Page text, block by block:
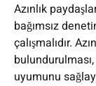
Azınlık
bağımsız
çalışmalıdır.
uyumunu